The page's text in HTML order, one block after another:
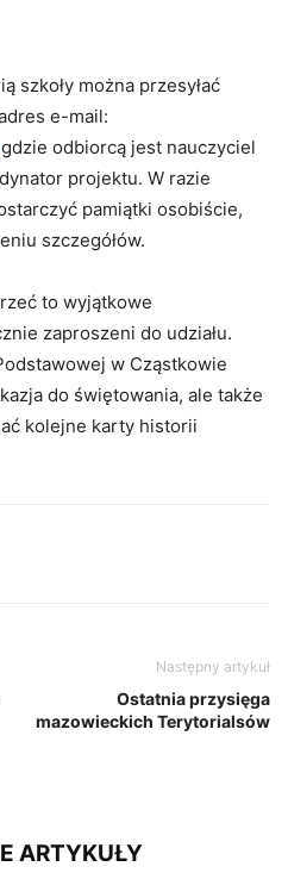
szkoły można przesyłać
e-mail:
odbiorcą jest nauczyciel
projektu. W razie
pamiątki osobiście,
szczegółów.
to wyjątkowe
zaproszeni do udziału.
w Cząstkowie
do świętowania, ale także
kolejne karty historii
Następny artykuł
Ostatnia przysięga
mazowieckich Terytorialsów
ARTYKUŁY